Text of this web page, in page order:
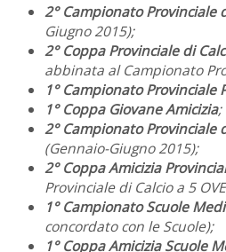
2° Campionato Provinciale
Giugno 2015);
2° Coppa Provinciale di
abbinata al Campionato
1° Campionato Provinciale
1° Coppa Giovane Amicizia;
2° Campionato Provinciale
(Gennaio-Giugno 2015);
2° Coppa Amicizia
Provinciale di Calcio a 5
1° Campionato Scuole
concordato con le Scuole);
1° Coppa Amicizia Scuole